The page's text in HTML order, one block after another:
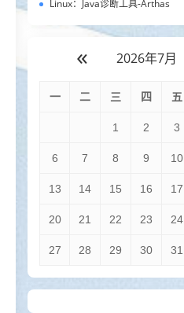
Linux：Java诊断工具-Arthas
« 2026年7月
一 二 三 四 五
1 2 3
6 7 8 9 10
13 14 15 16 17
20 21 22 23 24
27 28 29 30 31